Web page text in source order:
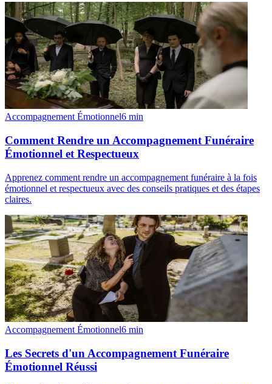
Accompagnement Émotionnel6 min
Comment Rendre un Accompagnement Funéraire
Émotionnel et Respectueux
Apprenez comment rendre un accompagnement funéraire à la fois
émotionnel et respectueux avec des conseils pratiques et des étapes
claires.
Accompagnement Émotionnel6 min
Les Secrets d'un Accompagnement Funéraire
Émotionnel Réussi